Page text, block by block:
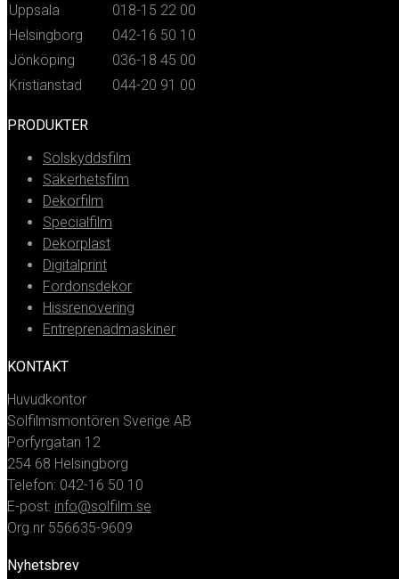
Uppsala
018-15 22 00
Helsingborg
042-16 50 10
Jönköping
036-18 45 00
Kristianstad
044-20 91 00
PRODUKTER
Solskyddsfilm
Säkerhetsfilm
Dekorfilm
Specialfilm
Dekorplast
Digitalprint
Fordonsdekor
Hissrenovering
Entreprenadmaskiner
KONTAKT
Huvudkontor
Solfilmsmontören Sverige AB
Porfyrgatan 12
254 68 Helsingborg
Telefon: 042-16 50 10
E-post: info@solfilm.se
Org.nr 556635-9609
Nyhetsbrev